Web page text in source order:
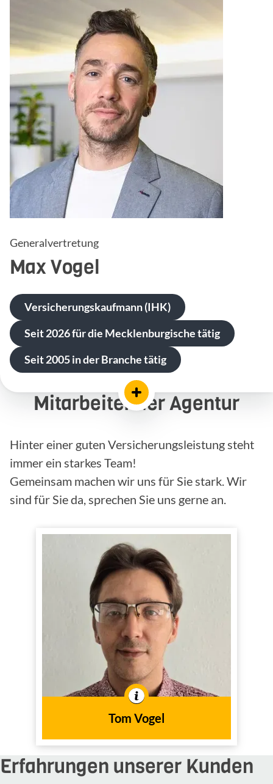
Generalvertretung
MaxVogel
Versicherungskaufmann (IHK)
Seit 2026 für die Mecklenburgische tätig
Seit 2005 in der Branche tätig
Mitarbeiter der Agentur
Hinter einer guten Versicherungsleistung steht
immer ein starkes Team!
Gemeinsam machen wir uns für Sie stark. Wir
sind für Sie da, sprechen Sie uns gerne an.
Tom Vogel
Tom Vogel
Büroleitung
Tätig im
Innendienst
In der Branche tätig seit
dem Jahr
2014
Erfahrungen unserer Kunden